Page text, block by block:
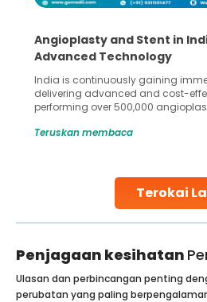
Terokai
Angioplasty and Stent in
Advanced Technology
India is continuously gaining
delivering advanced and cost-
performing over 500,000
globe are searching for treatments
Studies, such as one published
Teruskan membaca
Penjagaan kesihatan
Ulasan dan perbincangan penting
perubatan yang paling